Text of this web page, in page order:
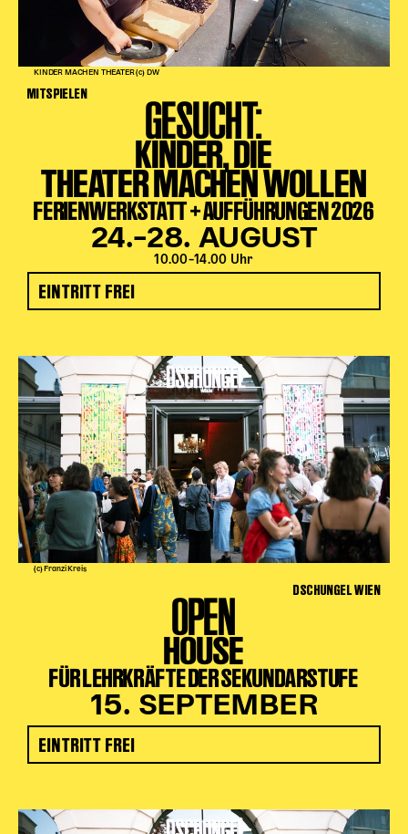
KINDER MACHEN THEATER (c) DW
MITSPIELEN GESUCHT:
KINDER, DIE
THEATER MACHEN WOLLEN
FERIENWERKSTATT + AUFFÜHRUNGEN 2026
24.–28. AUGUST
10.00–14.00 Uhr
EINTRITT FREI
(c) Franzi Kreis
DSCHUNGEL WIEN
OPEN
HOUSE
FÜR LEHRKRÄFTE DER SEKUNDARSTUFE
15. SEPTEMBER
EINTRITT FREI